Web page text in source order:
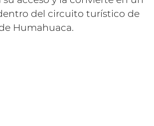
del circuito turístico de
Humahuaca.